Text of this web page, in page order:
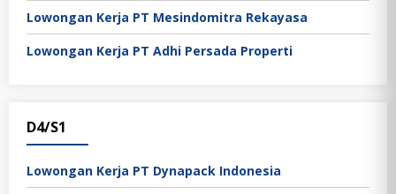
Lowongan Kerja PT Mesindomitra Rekayasa
Lowongan Kerja PT Adhi Persada Properti
D4/S1
Lowongan Kerja PT Dynapack Indonesia